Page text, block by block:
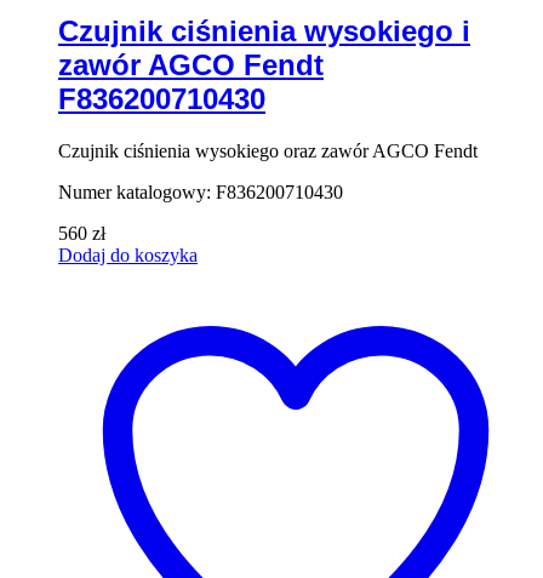
Czujnik ciśnienia wysokiego i
zawór AGCO Fendt
F836200710430
Czujnik ciśnienia wysokiego oraz zawór AGCO Fendt
Numer katalogowy: F836200710430
560 zł
Dodaj do koszyka